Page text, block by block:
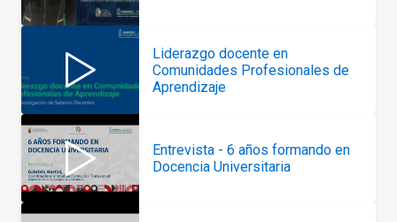
Liderazgo docente en
Comunidades Profesionales de
Aprendizaje
Entrevista - 6 años formando en
Docencia Universitaria